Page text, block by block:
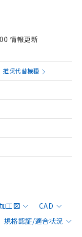
情報更新
推奨代替機種
工図
CAD
規格認証/適合状況